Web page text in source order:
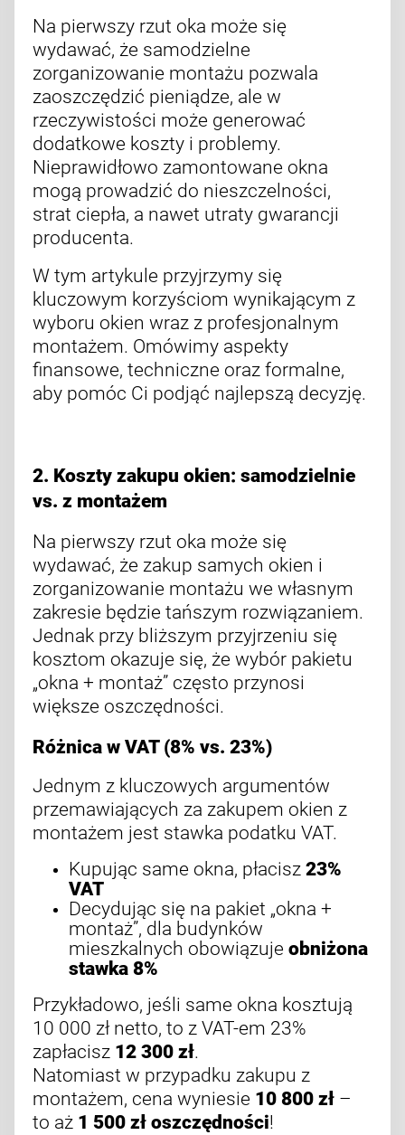
Na pierwszy rzut oka może się
wydawać, że samodzielne
zorganizowanie montażu pozwala
zaoszczędzić pieniądze, ale w
rzeczywistości może generować
dodatkowe koszty i problemy.
Nieprawidłowo zamontowane okna
mogą prowadzić do nieszczelności,
strat ciepła, a nawet utraty gwarancji
producenta.
W tym artykule przyjrzymy się
kluczowym korzyściom wynikającym z
wyboru okien wraz z profesjonalnym
montażem. Omówimy aspekty
finansowe, techniczne oraz formalne,
aby pomóc Ci podjąć najlepszą decyzję.
2. Koszty zakupu okien: samodzielnie
vs. z montażem
Na pierwszy rzut oka może się
wydawać, że zakup samych okien i
zorganizowanie montażu we własnym
zakresie będzie tańszym rozwiązaniem.
Jednak przy bliższym przyjrzeniu się
kosztom okazuje się, że wybór pakietu
„okna + montaż” często przynosi
większe oszczędności.
Różnica w VAT (8% vs. 23%)
Jednym z kluczowych argumentów
przemawiających za zakupem okien z
montażem jest stawka podatku VAT.
Kupując same okna, płacisz 23%
VAT
Decydując się na pakiet „okna +
montaż”, dla budynków
mieszkalnych obowiązuje obniżona
stawka 8%
Przykładowo, jeśli same okna kosztują
10 000 zł netto, to z VAT-em 23%
zapłacisz 12 300 zł.
Natomiast w przypadku zakupu z
montażem, cena wyniesie 10 800 zł –
to aż 1 500 zł oszczędności!